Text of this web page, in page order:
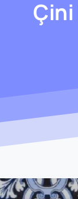
Çini